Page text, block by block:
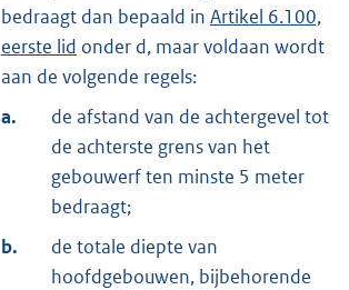
bedraagt dan bepaald in Artikel 6.100,
eerste lid onder d, maar voldaan wordt
aan de volgende regels:
a.
de afstand van de achtergevel tot
de achterste grens van het
gebouwerf ten minste 5 meter
bedraagt;
b.
de totale diepte van
hoofdgebouwen, bijbehorende